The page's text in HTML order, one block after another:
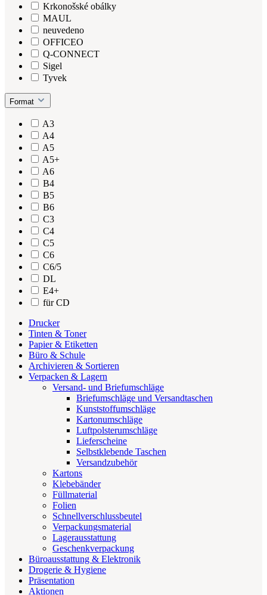
Krkonošské obálky
MAUL
neuvedeno
OFFICEO
Q-CONNECT
Sigel
Tyvek
Format
A3
A4
A5
A5+
A6
B4
B5
B6
C3
C4
C5
C6
C6/5
DL
E4+
für CD
Drucker
Tinten & Toner
Papier & Etiketten
Büro & Schule
Archivieren & Sortieren
Verpacken & Lagern
Versand- und Briefumschläge
Briefumschläge und Versandtaschen
Kunststoffumschläge
Kartonumschläge
Luftpolsterumschläge
Lieferscheine
Selbstklebende Taschen
Versandzubehör
Kartons
Klebebänder
Füllmaterial
Folien
Schnellverschlussbeutel
Verpackungsmaterial
Lagerausstattung
Geschenkverpackung
Büroausstattung & Elektronik
Drogerie & Hygiene
Präsentation
Aktionen